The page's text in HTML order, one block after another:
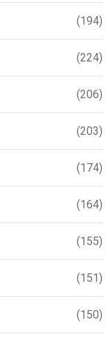
(194)
(224)
(206)
(203)
(174)
(164)
(155)
(151)
(150)